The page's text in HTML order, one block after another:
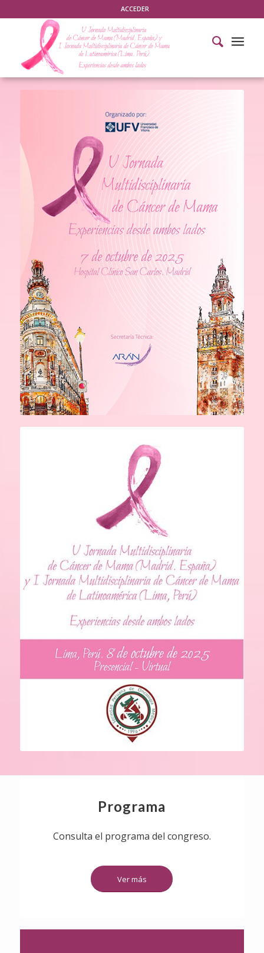
ACCEDER
Programa
Consulta el programa del congreso.
Ver más